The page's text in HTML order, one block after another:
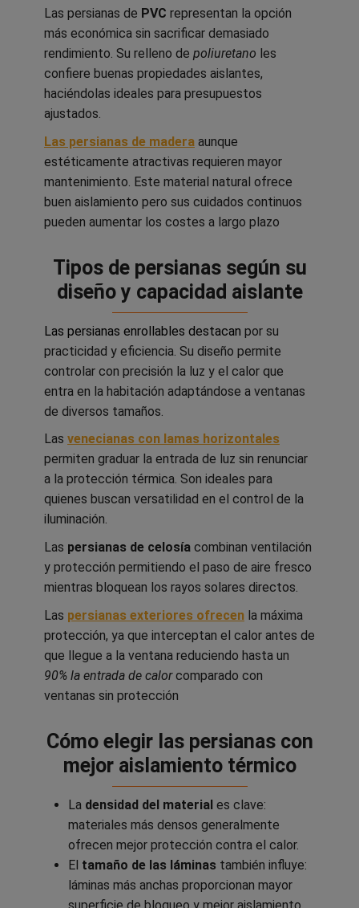
Las persianas de PVC representan la opción
más económica sin sacrificar demasiado
rendimiento. Su relleno de poliuretano les
confiere buenas propiedades aislantes,
haciéndolas ideales para presupuestos
ajustados.
Las persianas de madera aunque
estéticamente atractivas requieren mayor
mantenimiento. Este material natural ofrece
buen aislamiento pero sus cuidados continuos
pueden aumentar los costes a largo plazo
Tipos de persianas según su
diseño y capacidad aislante
Las persianas enrollables destacan por su
practicidad y eficiencia. Su diseño permite
controlar con precisión la luz y el calor que
entra en la habitación adaptándose a ventanas
de diversos tamaños.
Las venecianas con lamas horizontales
permiten graduar la entrada de luz sin renunciar
a la protección térmica. Son ideales para
quienes buscan versatilidad en el control de la
iluminación.
Las persianas de celosía combinan ventilación
y protección permitiendo el paso de aire fresco
mientras bloquean los rayos solares directos.
Las persianas exteriores ofrecen la máxima
protección, ya que interceptan el calor antes de
que llegue a la ventana reduciendo hasta un
90% la entrada de calorcomparado con
ventanas sin protección
Cómo elegir las persianas con
mejor aislamiento térmico
La densidad del material es clave:
materiales más densos generalmente
ofrecen mejor protección contra el calor.
El tamaño de las láminas también influye:
láminas más anchas proporcionan mayor
superficie de bloqueo y mejor aislamiento.